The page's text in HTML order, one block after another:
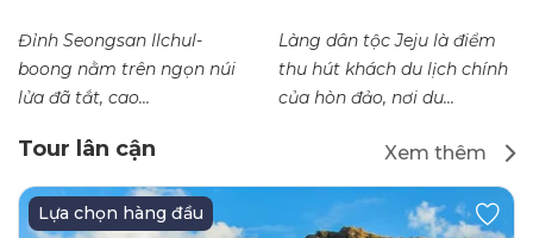
Đỉnh Seongsan Ilchul-
boong nằm trên ngọn núi
lửa đã tắt, cao...
Làng dân tộc Jeju là điểm
thu hút khách du lịch chính
của hòn đảo, nơi du...
Tour lân cận Xem thêm
Lựa chọn hàng đầu